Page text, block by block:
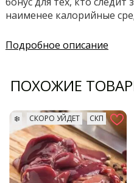
наименее калорийные
Подробное описание
ПОХОЖИЕ
❄️ СКОРО УЙДЕТ СКП